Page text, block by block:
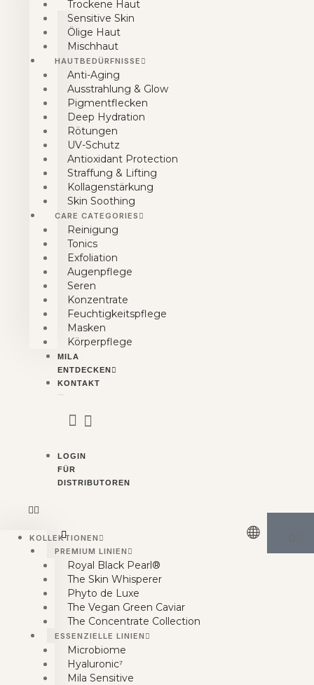
Trockene Haut
Sensitive Skin
Ölige Haut
Mischhaut
HAUTBEDÜRFNISSE
Anti-Aging
Ausstrahlung & Glow
Pigmentflecken
Deep Hydration
Rötungen
UV-Schutz
Antioxidant Protection
Straffung & Lifting
Kollagenstärkung
Skin Soothing
CARE CATEGORIES
Reinigung
Tonics
Exfoliation
Augenpflege
Seren
Konzentrate
Feuchtigkeitspflege
Masken
Körperpflege
MILA
ENTDECKEN
KONTAKT
LOGIN
FÜR
DISTRIBUTOREN
KOLLEKTIONEN
PREMIUM LINIEN
Royal Black Pearl®
The Skin Whisperer
Phyto de Luxe
The Vegan Green Caviar
The Concentrate Collection
ESSENZIELLE LINIEN
Microbiome
Hyaluronic⁷
Mila Sensitive